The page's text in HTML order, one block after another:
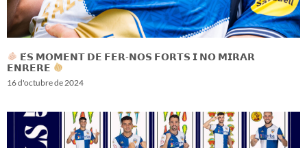
𝗘́𝗦 𝗠𝗢𝗠𝗘𝗡𝗧 𝗗𝗘 𝗙𝗘𝗥-𝗡𝗢𝗦 𝗙𝗢𝗥𝗧𝗦 𝗜 𝗡𝗢 𝗠𝗜𝗥𝗔𝗥
𝗘𝗡𝗥𝗘𝗥𝗘
16 d'octubre de 2024